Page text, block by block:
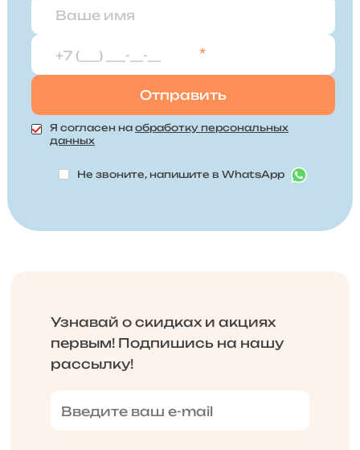
*
Я согласен на обработку персональных
данных
Не звоните, напишите в WhatsApp
Узнавай о скидках и акциях
первым! Подпишись на нашу
рассылку!